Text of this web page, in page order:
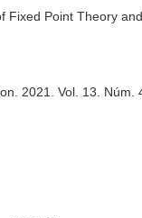
Fixed Point Theory and
. 2021. Vol. 13. Núm.